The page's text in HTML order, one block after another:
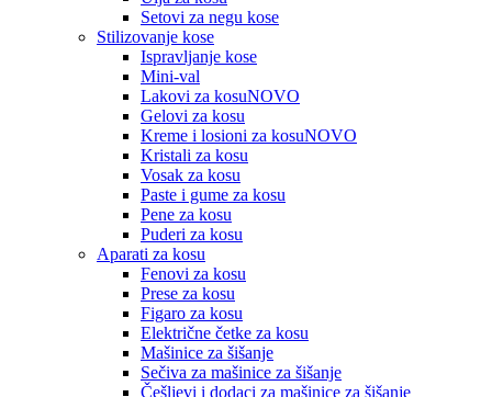
Setovi za negu kose
Stilizovanje kose
Ispravljanje kose
Mini-val
Lakovi za kosuNOVO
Gelovi za kosu
Kreme i losioni za kosuNOVO
Kristali za kosu
Vosak za kosu
Paste i gume za kosu
Pene za kosu
Puderi za kosu
Aparati za kosu
Fenovi za kosu
Prese za kosu
Figaro za kosu
Električne četke za kosu
Mašinice za šišanje
Sečiva za mašinice za šišanje
Češljevi i dodaci za mašinice za šišanje